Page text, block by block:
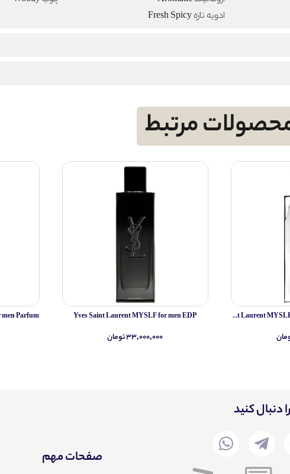
ادویه تازه Fresh Spicy
مرتبط
Yves Saint Laurent MYSLF L Absolu for men PARFUM
Yves Saint Laurent MYSLF for men EDP
۳۳,۰۰۰,۰۰۰ تومان
دنبال کنید
صفحات مهم